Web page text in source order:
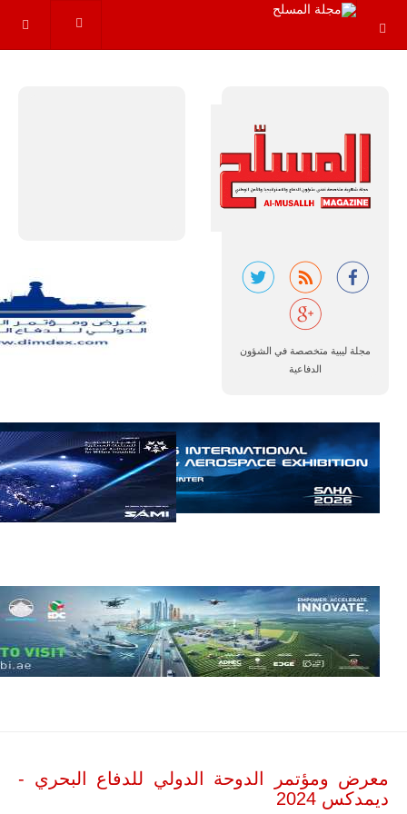
مجلة ليبية متخصصة في الشؤون
الدفاعية
المتوقع على
طائرات
سوبر توكانو.
الأفريقية أكبر
سوق عالمي
لطائرة الهجوم
الخفيف
المتقدم "A-29
سوبر توكانو"
للمزيد
معرض ومؤتمر الدوحة الدولي للدفاع البحري -
ديمدكس 2024